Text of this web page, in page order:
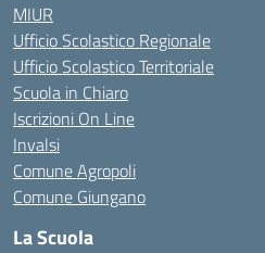
MIUR
Ufficio Scolastico Regionale
Ufficio Scolastico Territoriale
Scuola in Chiaro
Iscrizioni On Line
Invalsi
Comune Agropoli
Comune Giungano
La Scuola